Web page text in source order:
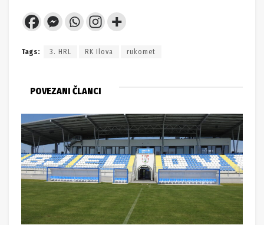
Tags: 3. HRL RK Ilova rukomet
POVEZANI ČLANCI